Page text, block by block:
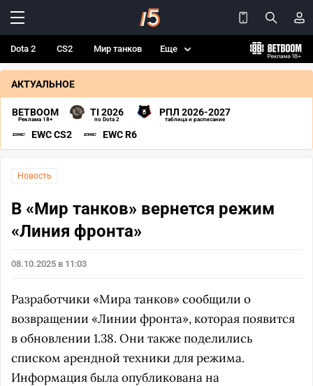
Dota 2 CS2 Мир танков Еще
АКТУАЛЬНОЕ
BETBOOM
Реклама 18+
TI 2026
по Dota 2
РПЛ 2026-2027
таблица и расписание
EWC CS2 EWC R6
Новость
В «Мир танков» вернется режим
«Линия фронта»
08.10.2025 в 11:03
Разработчики «Мира танков» сообщили о
возвращении «Линии фронта», которая появится
в обновлении 1.38. Они также поделились
списком арендной техники для режима.
Информация была опубликована на